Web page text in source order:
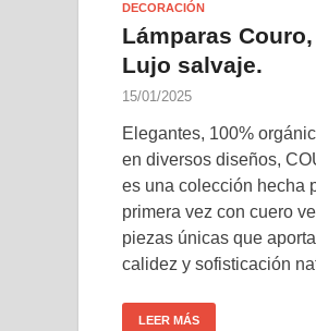
DECORACIÓN
Lámparas Couro,
Lujo salvaje.
15/01/2025
Elegantes, 100%
en diversos diseños,
es una colección hecha
primera vez con cuero
piezas únicas que
calidez y sofisticación
LEER MÁS